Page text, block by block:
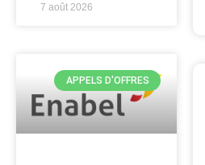
7 août 2026
APPELS D'OFFRES